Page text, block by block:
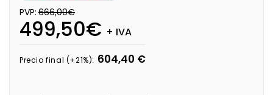
PVP: 666,00€
499,50€ + IVA
Precio final (+21%): 604,40 €